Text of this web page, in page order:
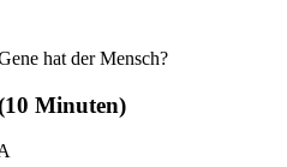
hat der Mensch?
Minuten)